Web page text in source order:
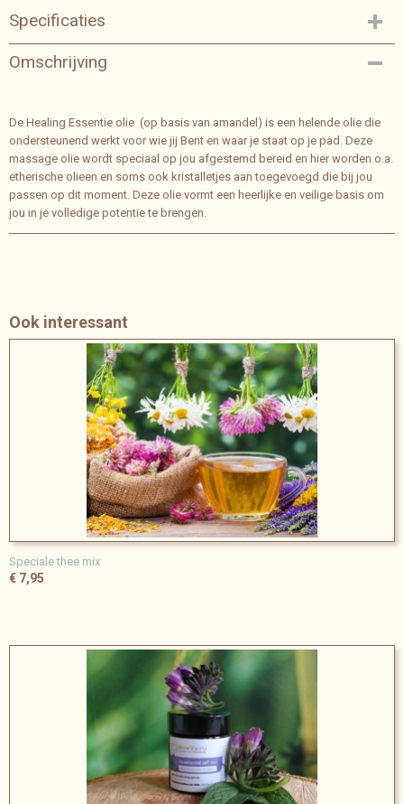
Specificaties
Bruto gewicht
0,20 Kg
Omschrijving
De Healing Essentie olie (op basis van amandel) is een helende olie die
ondersteunend werkt voor wie jij Bent en waar je staat op je pad. Deze
massage olie wordt speciaal op jou afgestemd bereid en hier worden o.a.
etherische olieen en soms ook kristalletjes aan toegevoegd die bij jou
passen op dit moment. Deze olie vormt een heerlijke en veilige basis om
jou in je volledige potentie te brengen.
Ook interessant
Speciale thee mix
€ 7,95